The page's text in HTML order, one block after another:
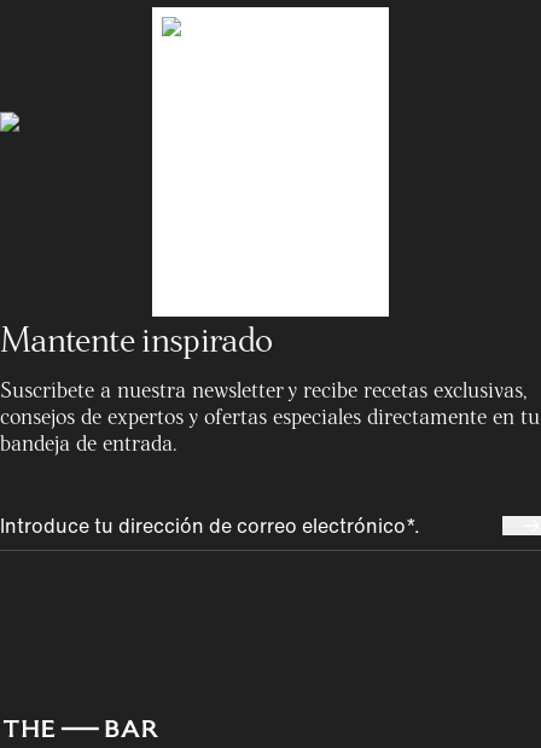
Mantente inspirado
Suscríbete a nuestra newsletter y recibe recetas exclusivas,
consejos de expertos y ofertas especiales directamente en tu
bandeja de entrada.